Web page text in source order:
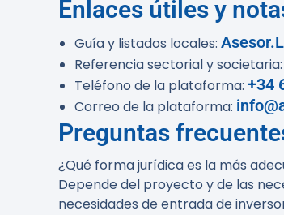
Enlaces útiles y
Guía y listados locales:
Referencia sectorial y societaria:
Teléfono de la plataforma: +34
Correo de la plataforma:
Preguntas
¿Qué forma jurídica es la más
Depende del proyecto y de las
necesidades de entrada de